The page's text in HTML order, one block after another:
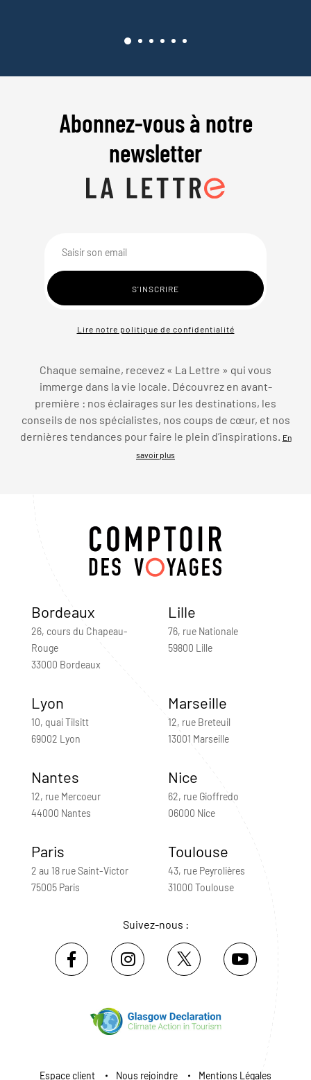
Abonnez-vous à notre
newsletter
Lire notre politique de confidentialité
Chaque semaine, recevez « La Lettre » qui vous
immerge dans la vie locale. Découvrez en avant-
première : nos éclairages sur les destinations, les
conseils de nos spécialistes, nos coups de cœur, et nos
dernières tendances pour faire le plein d’inspirations.
En
savoir plus
Bordeaux
26, cours du Chapeau-
Rouge
33000 Bordeaux
Lille
76, rue Nationale
59800 Lille
Lyon
10, quai Tilsitt
69002 Lyon
Marseille
12, rue Breteuil
13001 Marseille
Nantes
12, rue Mercoeur
44000 Nantes
Nice
62, rue Gioffredo
06000 Nice
Paris
2 au 18 rue Saint-Victor
75005 Paris
Toulouse
43, rue Peyrolières
31000 Toulouse
Suivez-nous :
Espace client Nous rejoindre Mentions Légales